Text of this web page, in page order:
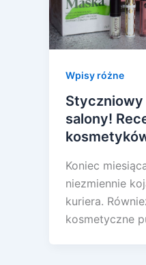
Wpisy różne
Styczniowy
salony!
Koniec
niezmiennie
kuriera.
kosmetyczne